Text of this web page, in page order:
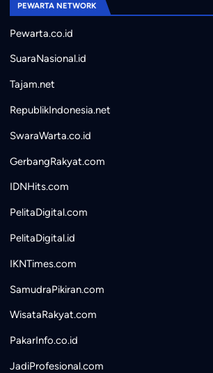
PEWARTA NETWORK
Pewarta.co.id
SuaraNasional.id
Tajam.net
RepublikIndonesia.net
SwaraWarta.co.id
GerbangRakyat.com
IDNHits.com
PelitaDigital.com
PelitaDigital.id
IKNTimes.com
SamudraPikiran.com
WisataRakyat.com
PakarInfo.co.id
JadiProfesional.com